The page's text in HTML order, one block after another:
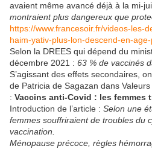
avaient même avancé déjà à la mi-
montraient plus dangereux que
https://www.francesoir.fr/videos-les-
haim-yativ-plus-lon-descend-en-
Selon la DREES qui dépend du
décembre 2021 : 63 % de vaccinés
S’agissant des effets secondaires,
de Patricia de Sagazan dans
: Vaccins anti-Covid : les femmes
Introduction de l’article : Selon une
femmes souffriraient de troubles du
vaccination.
Ménopause précoce, règles